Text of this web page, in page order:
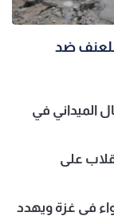
ضد
الميداني في
على
في غزة ويهدد